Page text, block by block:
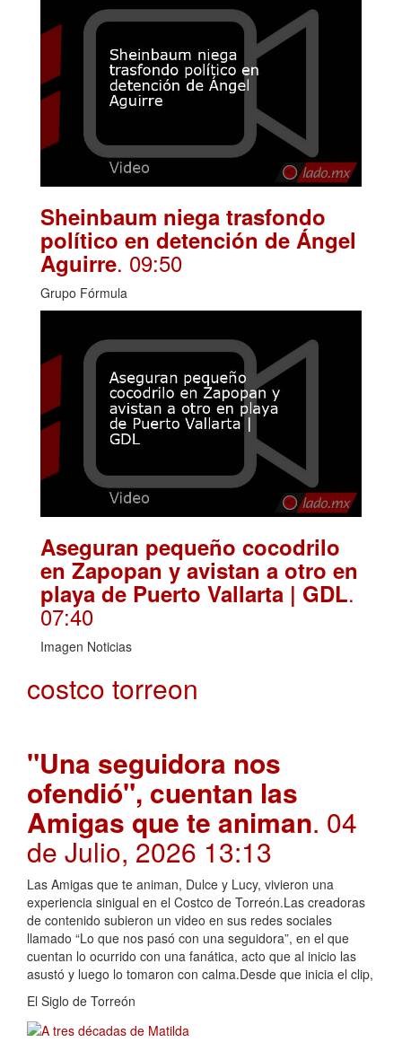
Sheinbaum niega trasfondo
político en detención de Ángel
Aguirre. 09:50
Grupo Fórmula
Aseguran pequeño cocodrilo
en Zapopan y avistan a otro en
playa de Puerto Vallarta | GDL.
07:40
Imagen Noticias
costco torreon
"Una seguidora nos
ofendió", cuentan las
Amigas que te animan. 04
de Julio, 2026 13:13
Las Amigas que te animan, Dulce y Lucy, vivieron una
experiencia sinigual en el Costco de Torreón.Las creadoras
de contenido subieron un video en sus redes sociales
llamado “Lo que nos pasó con una seguidora”, en el que
cuentan lo ocurrido con una fanática, acto que al inicio las
asustó y luego lo tomaron con calma.Desde que inicia el clip,
El Siglo de Torreón